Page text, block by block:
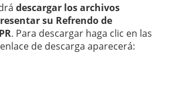
descargar los archivos
su Refrendo de
. Para descargar haga clic en las
de descarga aparecerá: